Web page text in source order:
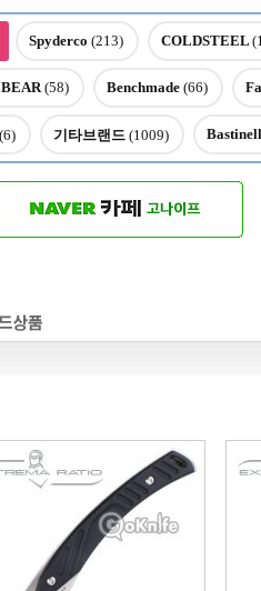
Spyderco (213) COLDSTEEL
(58) Benchmade (66)
(6) 기타브랜드 (1009)